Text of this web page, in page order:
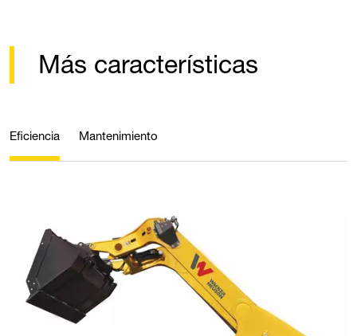
Más características
Eficiencia Mantenimiento